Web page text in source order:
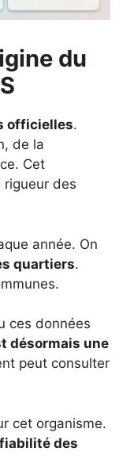
du
officielles.
de la
Cet
rigueur des
année. On
quartiers.
ces données
désormais une
peut consulter
cet organisme.
des